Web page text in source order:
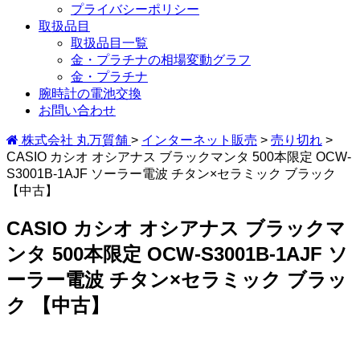
プライバシーポリシー
取扱品目
取扱品目一覧
金・プラチナの相場変動グラフ
金・プラチナ
腕時計の電池交換
お問い合わせ
株式会社 丸万質舗 > インターネット販売 > 売り切れ >
CASIO カシオ オシアナス ブラックマンタ 500本限定 OCW-
S3001B-1AJF ソーラー電波 チタン×セラミック ブラック
【中古】
CASIO カシオ オシアナス ブラックマ
ンタ 500本限定 OCW-S3001B-1AJF ソ
ーラー電波 チタン×セラミック ブラッ
ク 【中古】